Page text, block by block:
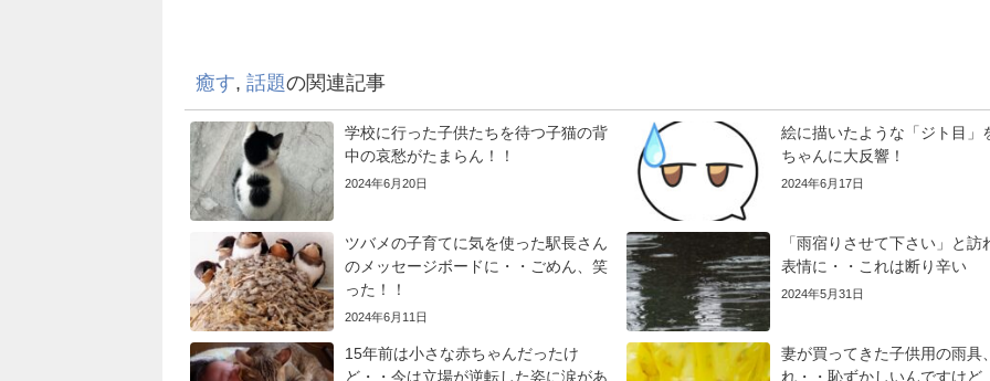
癒す 話題の関連記事
学校に行った子供たちを待つ子猫の背
中の哀愁がたまらん！！
2024年6月20日
絵に描いたような「ジト目」
ちゃんに大反響！
2024年6月17日
ツバメの子育てに気を使った駅長さん
のメッセージボードに・・ごめん、笑
った！！
2024年6月11日
「雨宿りさせて下さい」と訪
表情に・・これは断り辛い
2024年5月31日
15年前は小さな赤ちゃんだったけ
ど・・今は立場が逆転した姿に涙があ
妻が買ってきた子供用の雨具
れ・・恥ずかしいんですけど